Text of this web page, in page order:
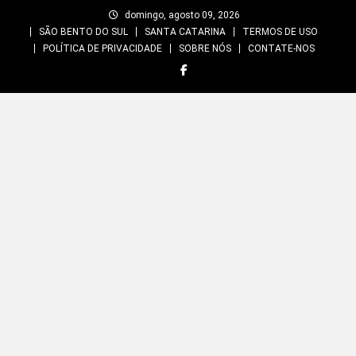
domingo, agosto 09, 2026
SÃO BENTO DO SUL
SANTA CATARINA
TERMOS DE USO
POLÍTICA DE PRIVACIDADE
SOBRE NÓS CONTATE-NOS